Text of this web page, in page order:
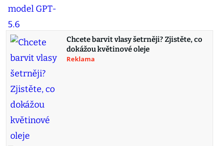
Chcete barvit vlasy šetrněji? Zjistěte, co
dokážou květinové oleje
Reklama